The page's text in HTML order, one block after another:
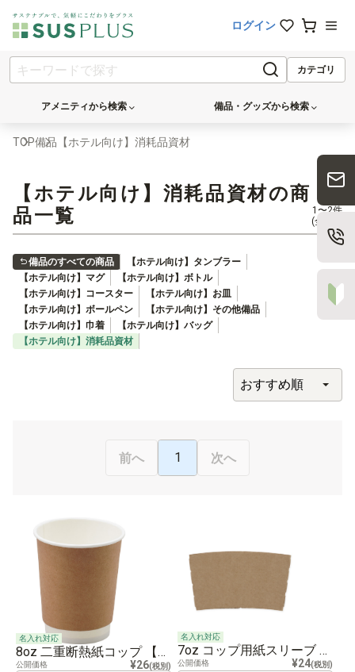
ログイン
カテゴリ
アメニティから検索 備品・グッズから検索
TOP備品 【ホテル向け】消耗品資材
【ホテル向け】消耗品資材の商
品一覧
1〜2件
(全2件)
備品のすべての商品
【ホテル向け】タンブラー
【ホテル向け】マグ
【ホテル向け】ボトル
【ホテル向け】コースター
【ホテル向け】お皿
【ホテル向け】ボールペン
【ホテル向け】その他備品
【ホテル向け】巾着
【ホテル向け】バッグ
【ホテル向け】消耗品資材
前へ 1 次へ
名入れ対応
8oz 二重断熱紙コップ 【特注】
公開価格 ¥26(税別)
名入れ対応
7oz コップ用紙スリーブ 【特注】
公開価格 ¥24(税別)